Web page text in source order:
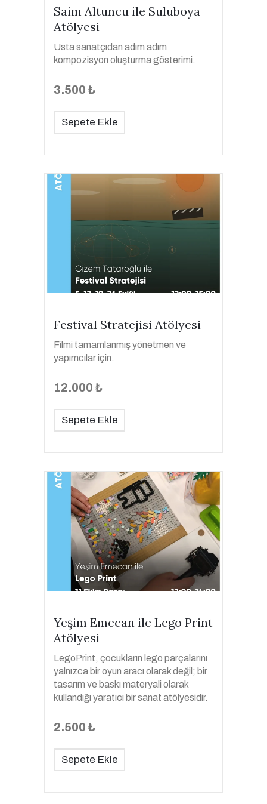
Saim Altuncu ile Suluboya
Atölyesi
Usta sanatçıdan adım adım
kompozisyon oluşturma gösterimi.
3.500 ₺
Sepete Ekle
Festival Stratejisi Atölyesi
Filmi tamamlanmış yönetmen ve
yapımcılar için.
12.000 ₺
Sepete Ekle
Yeşim Emecan ile Lego Print
Atölyesi
LegoPrint, çocukların lego parçalarını
yalnızca bir oyun aracı olarak değil; bir
tasarım ve baskı materyali olarak
kullandığı yaratıcı bir sanat atölyesidir.
2.500 ₺
Sepete Ekle